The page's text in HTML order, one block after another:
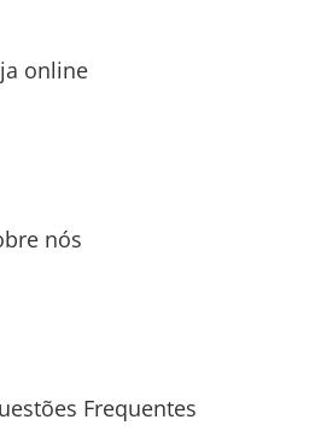
online
nós
Frequentes